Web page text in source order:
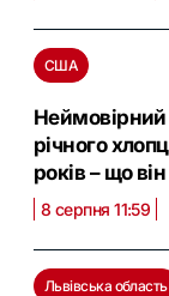
США
річного
років – що
8 серпня 11:59
Львівська область